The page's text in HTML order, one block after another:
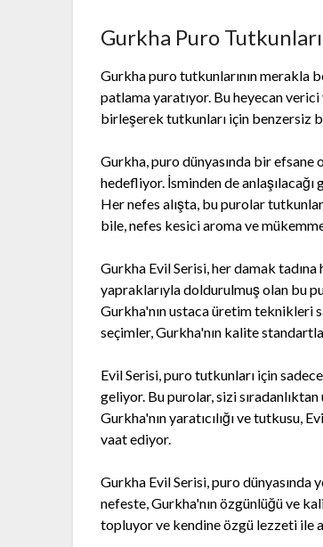
Gurkha Puro
Gurkha puro tutkunlarının merakla
patlama yaratıyor. Bu heyecan
birleşerek tutkunları için benzersiz
Gurkha, puro dünyasında bir efsane
hedefliyor. İsminden de
Her nefes alışta, bu purolar
bile, nefes kesici aroma ve
Gurkha Evil Serisi, her damak
yapraklarıyla doldurulmuş olan bu
Gurkha'nın ustaca üretim teknikleri
seçimler, Gurkha'nın kalite
Evil Serisi, puro tutkunları için
geliyor. Bu purolar, sizi
Gurkha'nın yaratıcılığı ve tutkusu,
vaat ediyor.
Gurkha Evil Serisi, puro dünyasında
nefeste, Gurkha'nın özgünlüğü ve
topluyor ve kendine özgü lezzeti ile